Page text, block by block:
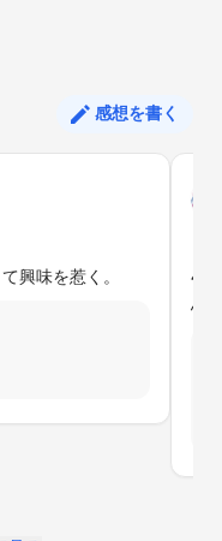
感想を書く
興味を惹く。
思